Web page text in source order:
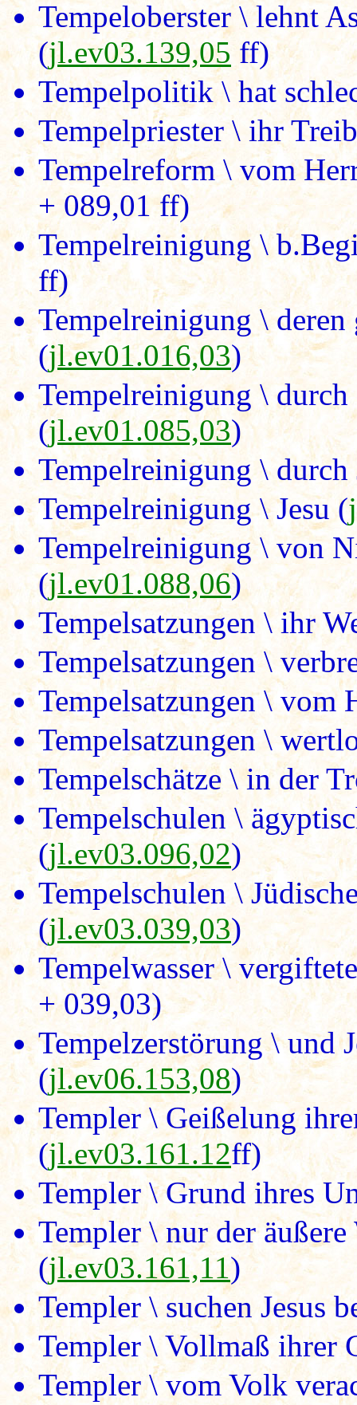
Tempeloberster \ lehnt
(jl.ev03.139,05 ff)
Tempelpolitik \ hat
Tempelpriester \ ihr
Tempelreform \ vom
+ 089,01 ff)
Tempelreinigung \
ff)
Tempelreinigung \
(jl.ev01.016,03)
Tempelreinigung \
(jl.ev01.085,03)
Tempelreinigung \ durch
Tempelreinigung \ Jesu (
Tempelreinigung \ von
(jl.ev01.088,06)
Tempelsatzungen \ ihr
Tempelsatzungen \
Tempelsatzungen \ vom
Tempelsatzungen \
Tempelschätze \ in der
Tempelschulen \
(jl.ev03.096,02)
Tempelschulen \
(jl.ev03.039,03)
Tempelwasser \
+ 039,03)
Tempelzerstörung \ und
(jl.ev06.153,08)
Templer \ Geißelung
(jl.ev03.161.12ff)
Templer \ Grund ihres
Templer \ nur der
(jl.ev03.161,11)
Templer \ suchen Jesus
Templer \ Vollmaß ihrer
Templer \ vom Volk